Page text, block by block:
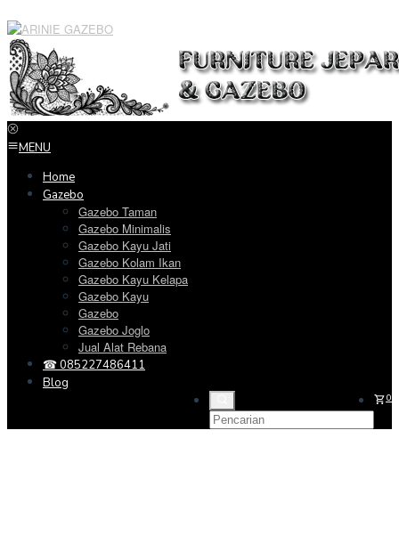
ke
konten
MENU
Home
Gazebo
Gazebo Taman
Gazebo Minimalis
Gazebo Kayu Jati
Gazebo Kolam Ikan
Gazebo Kayu Kelapa
Gazebo Kayu
Gazebo
Gazebo Joglo
Jual Alat Rebana
☎ 085227486411
Blog
0